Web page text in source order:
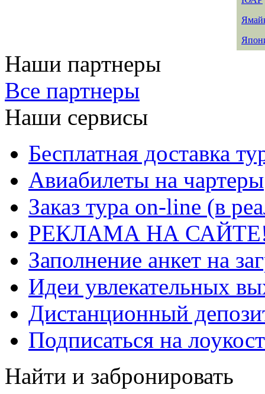
Наши партнеры
Все партнеры
Наши сервисы
Бесплатная доставка
Авиабилеты на чартеры
Заказ тура on-line (в
РЕКЛАМА НА
Заполнение анкет на
Идеи увлекательных
Дистанционный
Подписаться на
Найти и забронировать